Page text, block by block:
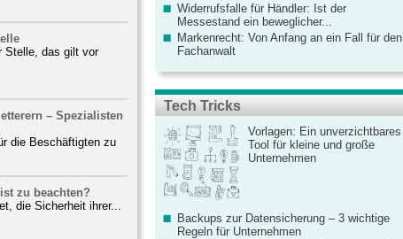
Stelle, das gilt vor
– Spezialisten
die Beschäftigten zu
zu beachten?
die Sicherheit ihrer...
Widerrufsfalle für Händler: Ist der
Messestand ein beweglicher...
Markenrecht: Von Anfang an ein Fall für den
Fachanwalt
Tech Tricks
Vorlagen: Ein unverzichtbares
Tool für kleine und große
Unternehmen
Backups zur Datensicherung – 3 wichtige
Regeln für Unternehmen